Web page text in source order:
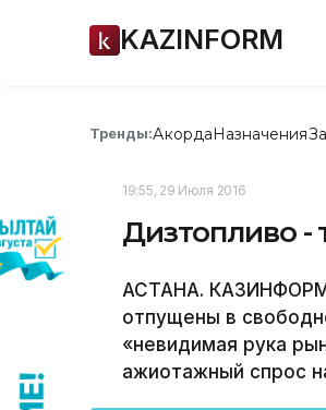
KAZINFORM
Тренды:АкордаНазначения
19:55, 29 Июля 2016
Дизтопливо -
АСТАНА. КАЗИНФОРМ
отпущены в
«невидимая рука
ажиотажный спрос